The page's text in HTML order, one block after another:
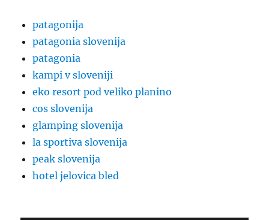
patagonija
patagonia slovenija
patagonia
kampi v sloveniji
eko resort pod veliko planino
cos slovenija
glamping slovenija
la sportiva slovenija
peak slovenija
hotel jelovica bled